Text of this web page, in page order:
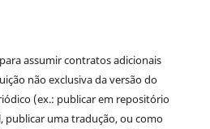
assumir contratos adicionais
não exclusiva da versão do
(ex.: publicar em repositório
publicar uma tradução, ou como